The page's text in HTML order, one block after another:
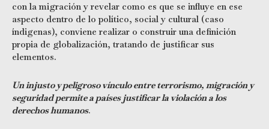
con la migración y revelar como es que se influye en ese
aspecto dentro de lo político, social y cultural (caso
índigenas), conviene realizar o construir una definición
propia de globalización, tratando de justificar sus
elementos.
Un injusto y peligroso vínculo entre terrorismo, migración y
seguridad permite a países justificar la violación a los
derechos humanos.